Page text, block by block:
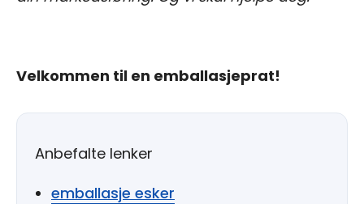
Velkommen til en emballasjeprat!
Anbefalte lenker
emballasje esker